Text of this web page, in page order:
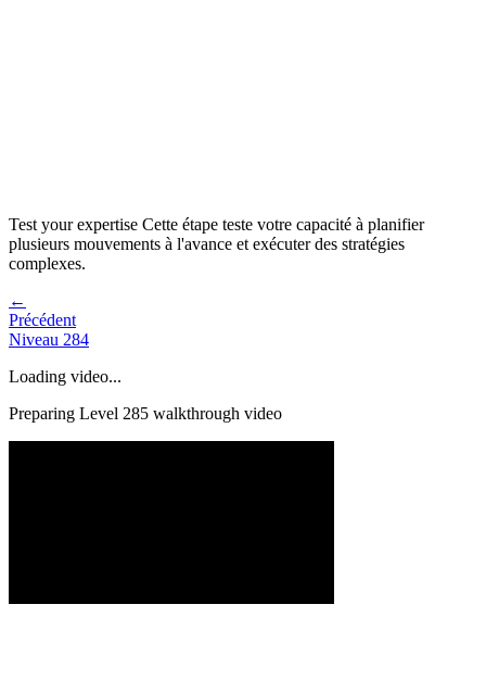
Test your expertise Cette étape teste votre capacité à planifier
plusieurs mouvements à l'avance et exécuter des stratégies
complexes.
←
Précédent
Niveau 284
Loading video...
Preparing Level 285 walkthrough video